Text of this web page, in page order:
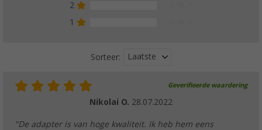
2
1
Sorteer: Laatste
Geverifieerde waardering
Nikolai O. 28.07.2022
"De adapter is van hoge kwaliteit. Ik heb hem eens